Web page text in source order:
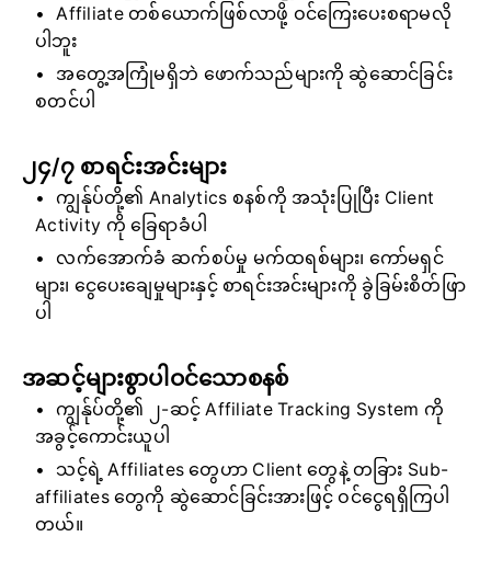
Affiliate တစ်ယောက်ဖြစ်လာဖို့ ဝင်ကြေးပေးစရာမလို
ပါဘူး
အတွေ့အကြုံမရှိဘဲ ဖောက်သည်များကို ဆွဲဆောင်ခြင်း
စတင်ပါ
၂၄/၇ စာရင်းအင်းများ
ကျွန်ုပ်တို့၏ Analytics စနစ်ကို အသုံးပြုပြီး Client
Activity ကို ခြေရာခံပါ
လက်အောက်ခံ ဆက်စပ်မှု မက်ထရစ်များ၊ ကော်မရှင်
များ၊ ငွေပေးချေမှုများနှင့် စာရင်းအင်းများကို ခွဲခြမ်းစိတ်ဖြာ
ပါ
အဆင့်များစွာပါဝင်သောစနစ်
ကျွန်ုပ်တို့၏ ၂-ဆင့် Affiliate Tracking System ကို
အခွင့်ကောင်းယူပါ
သင့်ရဲ့ Affiliates တွေဟာ Client တွေနဲ့ တခြား Sub-
affiliates တွေကို ဆွဲဆောင်ခြင်းအားဖြင့် ဝင်ငွေရရှိကြပါ
တယ်။